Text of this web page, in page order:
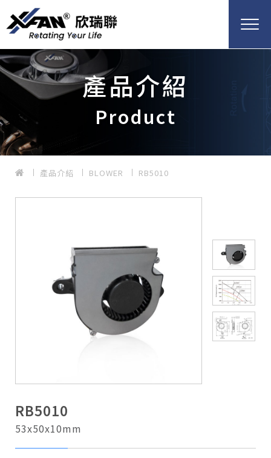
產品介紹
Product
產品介紹 BLOWER RB5010
RB5010
53x50x10mm